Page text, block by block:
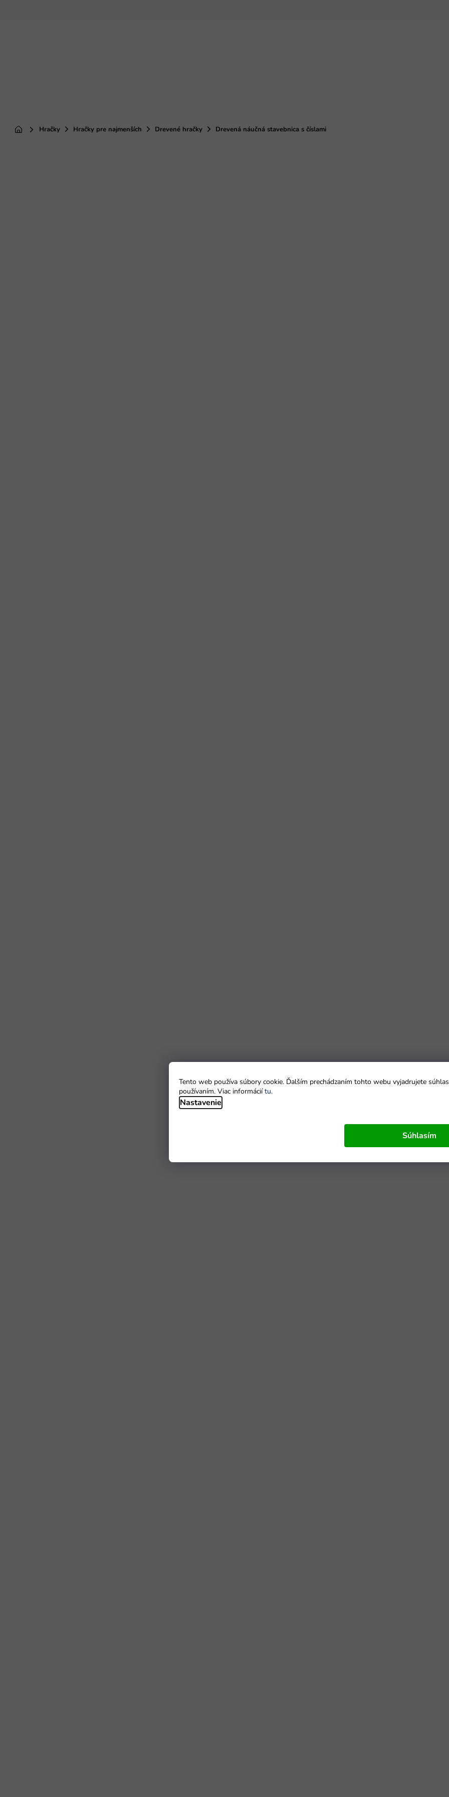
Tento web používa súbory cookie. Ďalším prechádzaním tohto webu vyjadrujete
používaním. Viac informáciítu.
Nastavenie
Súhlasím
DomovHračky Hračky pre najmenších Drevené hračky Drevená náučná stavebnica s číslami